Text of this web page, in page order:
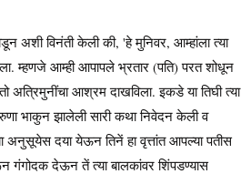
अशी विनंती केली की, 'हे मुनिवर, आम्हांला त्या
म्हणजे आम्ही आपापले भ्रतार (पति) परत शोधून
अत्रिमुनींचा आश्रम दाखविला. इकडे या तिघी त्या
भाकुन झालेली सारी कथा निवेदन केली व
अनुसूयेस दया येऊन तिनें हा वृत्तांत आपल्या पतीस
गंगोदक देऊन तें त्या बालकांवर शिंपडण्यास